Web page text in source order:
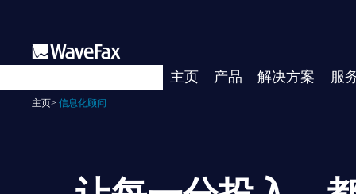
主页 产品 解决方案 服
主页> 信息化顾问